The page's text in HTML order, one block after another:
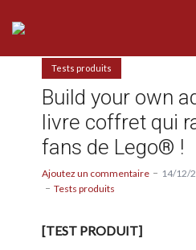
Tests produits
Build your own
livre coffret qui
fans de Lego® !
Ajoutez un commentaire 14/12/
Tests produits
[TEST PRODUIT]